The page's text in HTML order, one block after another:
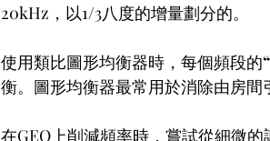
20kHz，以1/3八度的增量劃分的。
使用類比圖形均衡器時，每個頻段的
衡。圖形均衡器最常用於消除由房間
在GEQ上削減頻率時，嘗試從細微